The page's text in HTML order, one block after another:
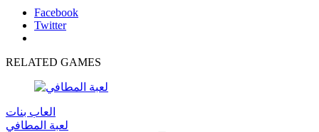
Facebook
Twitter
RELATED GAMES
العاب بنات
لعبة المطافي